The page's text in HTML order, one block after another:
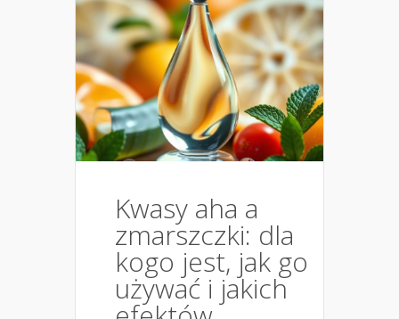
Kwasy aha a
zmarszczki: dla
kogo jest, jak go
używać i jakich